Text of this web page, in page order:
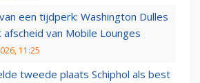
een tijdperk: Washington Dulles
van Mobile Lounges
11:25
tweede plaats Schiphol als best